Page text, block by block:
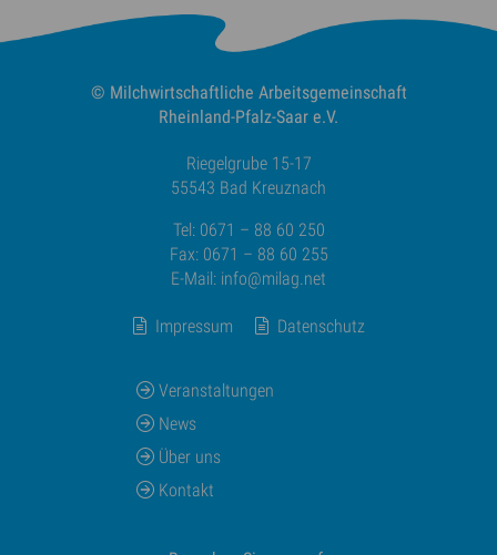
© Milchwirtschaftliche Arbeitsgemeinschaft
Rheinland-Pfalz-Saar e.V.
Riegelgrube 15-17
55543 Bad Kreuznach
Tel: 0671 – 88 60 250
Fax: 0671 – 88 60 255
E-Mail: info@milag.net
Impressum Datenschutz
Veranstaltungen
News
Über uns
Kontakt